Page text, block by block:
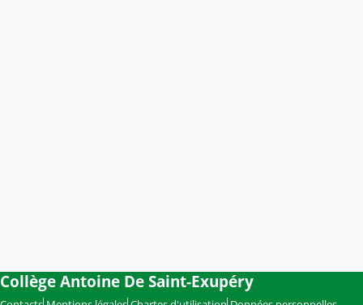
Collège Antoine De Saint-Exupéry